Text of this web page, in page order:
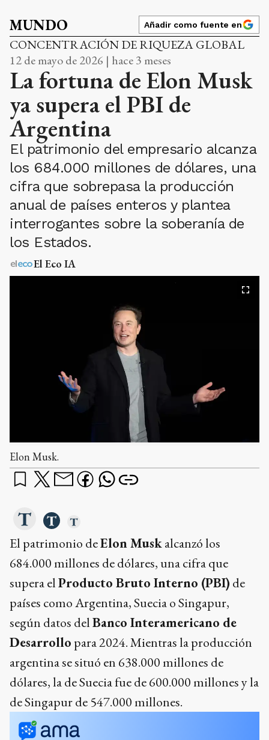
MUNDO Añadir como fuente en
CONCENTRACIÓN DE RIQUEZA GLOBAL
12 de mayo de 2026 | hace 3 meses
La fortuna de Elon Musk
ya supera el PBI de
Argentina
El patrimonio del empresario alcanza
los 684.000 millones de dólares, una
cifra que sobrepasa la producción
anual de países enteros y plantea
interrogantes sobre la soberanía de
los Estados.
El Eco IA
Elon Musk.
El patrimonio deElon Muskalcanzó los
684.000 millones de dólares, una cifra que
supera elProducto Bruto Interno (PBI) de
países como Argentina, Suecia o Singapur,
según datos delBanco Interamericano de
Desarrollo para 2024. Mientras la producción
argentina se situó en 638.000 millones de
dólares, la de Suecia fue de 600.000 millones y la
de Singapur de 547.000 millones.